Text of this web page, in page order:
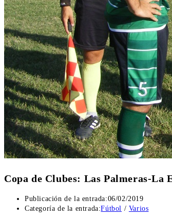
Copa de Clubes: Las Palmeras-La
Publicación de la entrada:06/02/2019
Categoría de la entrada:Fútbol / Varios